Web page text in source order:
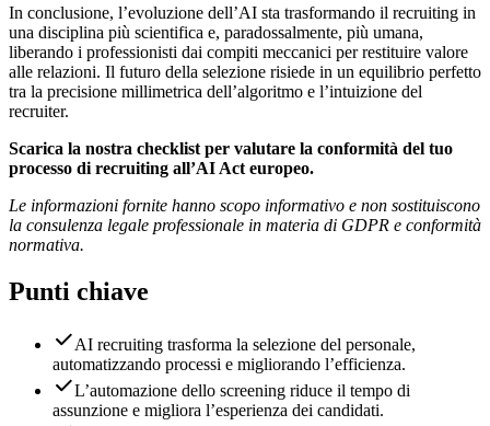
In conclusione, l’evoluzione dell’AI sta trasformando il recruiting in
una disciplina più scientifica e, paradossalmente, più umana,
liberando i professionisti dai compiti meccanici per restituire valore
alle relazioni. Il futuro della selezione risiede in un equilibrio perfetto
tra la precisione millimetrica dell’algoritmo e l’intuizione del
recruiter.
Scarica la nostra checklist per valutare la conformità del tuo
processo di recruiting all’AI Act europeo.
Le informazioni fornite hanno scopo informativo e non sostituiscono
la consulenza legale professionale in materia di GDPR e conformità
normativa.
Punti chiave
AI recruiting trasforma la selezione del personale,
automatizzando processi e migliorando l’efficienza.
L’automazione dello screening riduce il tempo di
assunzione e migliora l’esperienza dei candidati.